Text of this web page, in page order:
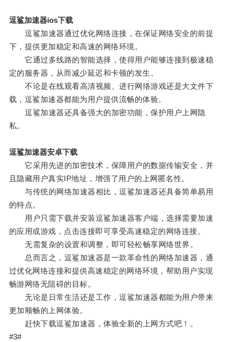
逗鲨加速器ios下载
逗鲨加速器通过优化网络连接，在保证网络安全的前提
下，提供更加稳定和高速的网络环境。
它通过多线路的智能选择，使得用户能够连接到极速稳
定的服务器，从而减少延迟和卡顿的发生。
不论是在线观看高清视频、进行网络游戏还是大文件下
载，逗鲨加速器都能为用户提供流畅的体验。
逗鲨加速器还具备强大的加密功能，保护用户上网隐
私。
逗鲨加速器安卓下载
它采用先进的加密技术，保障用户的数据传输安全，并
且隐藏用户真实IP地址，增强了用户的上网匿名性。
与传统的网络加速器相比，逗鲨加速器还具备简单易用
的特点。
用户只需下载并安装逗鲨加速器客户端，选择需要加速
的应用或游戏，点击连接即可享受高速稳定的网络连接。
无需复杂的设置和调整，即可轻松畅享网络世界。
总而言之，逗鲨加速器是一款革命性的网络加速器，通
过优化网络连接和提供高速稳定的网络环境，帮助用户实现
畅游网络无阻碍的目标。
无论是日常生活还是工作，逗鲨加速器都能为用户带来
更加顺畅的上网体验。
赶快下载逗鲨加速器，体验全新的上网方式吧！。
#3#